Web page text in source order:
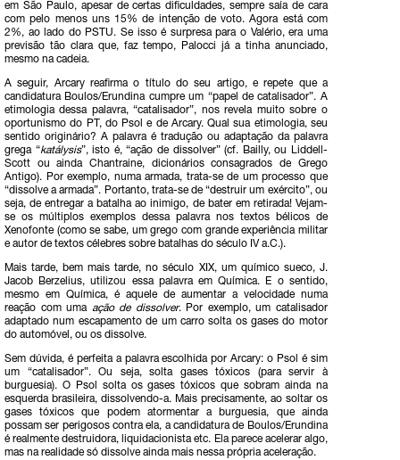
em São Paulo, apesar de certas dificuldades, sempre saía de cara
com pelo menos uns 15% de intenção de voto. Agora está com
2%, ao lado do PSTU. Se isso é surpresa para o Valério, era uma
previsão tão clara que, faz tempo, Palocci já a tinha anunciado,
mesmo na cadeia.
A seguir, Arcary reafirma o título do seu artigo, e repete que a
candidatura Boulos/Erundina cumpre um “papel de catalisador”. A
etimologia dessa palavra, “catalisador”, nos revela muito sobre o
oportunismo do PT, do Psol e de Arcary. Qual sua etimologia, seu
sentido originário? A palavra é tradução ou adaptação da palavra
grega “katálysis”, isto é, “ação de dissolver” (cf. Bailly, ou Liddell-
Scott ou ainda Chantraine, dicionários consagrados de Grego
Antigo). Por exemplo, numa armada, trata-se de um processo que
“dissolve a armada”. Portanto, trata-se de “destruir um exército”, ou
seja, de entregar a batalha ao inimigo, de bater em retirada! Vejam-
se os múltiplos exemplos dessa palavra nos textos bélicos de
Xenofonte (como se sabe, um grego com grande experiência militar
e autor de textos célebres sobre batalhas do século IV a.C.).
Mais tarde, bem mais tarde, no século XIX, um químico sueco, J.
Jacob Berzelius, utilizou essa palavra em Química. E o sentido,
mesmo em Química, é aquele de aumentar a velocidade numa
reação com uma ação de dissolver. Por exemplo, um catalisador
adaptado num escapamento de um carro solta os gases do motor
do automóvel, ou os dissolve.
Sem dúvida, é perfeita a palavra escolhida por Arcary: o Psol é sim
um “catalisador”. Ou seja, solta gases tóxicos (para servir à
burguesia). O Psol solta os gases tóxicos que sobram ainda na
esquerda brasileira, dissolvendo-a. Mais precisamente, ao soltar os
gases tóxicos que podem atormentar a burguesia, que ainda
possam ser perigosos contra ela, a candidatura de Boulos/Erundina
é realmente destruidora, liquidacionista etc. Ela parece acelerar algo,
mas na realidade só dissolve ainda mais nessa própria aceleração.